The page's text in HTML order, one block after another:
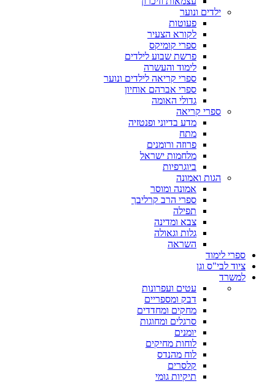
ילדים ונוער
פעוטות
לקורא הצעיר
ספרי קומיקס
פרשת שבוע לילדים
לימוד והעשרה
ספרי קריאה לילדים ונוער
ספרי אברהם אוחיון
גדולי האומה
ספרי קריאה
מדע בדיוני ופנטזיה
מתח
פרוזה ורומנים
מלחמות ישראל
ביוגרפיות
הגות ואמונה
אמונה ומוסר
ספרי הרב קרליבך
תפילה
צבא ומדינה
גלות וגאולה
השראה
ספרי לימוד
ציוד לבי"ס וגן
למשרד
עטים ועפרונות
דבק ומספריים
מחקים ומחדדים
סרגלים ומחוגות
יומנים
לוחות מחיקים
לוח מהנדס
קלסרים
תיקיות גומי